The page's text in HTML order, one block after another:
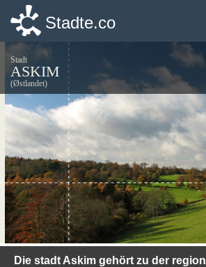
Stadte.co
Stadt
ASKIM
(Østlandet)
Die stadt Askim gehört zu der region
Stadte.co